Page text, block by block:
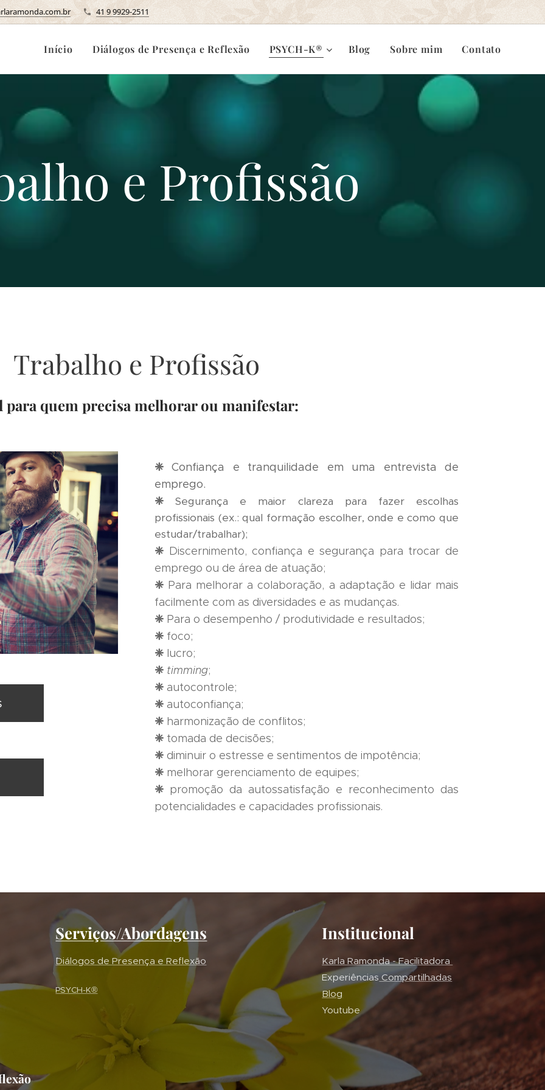
41 9 9929-2511
Início Diálogos de Presença e Reflexão PSYCH-K® Blog Sobre mim Contato
e Profissão
Trabalho e Profissão
para quem precisa melhorar ou manifestar:
❈ Confiança e tranquilidade em uma entrevista de
emprego.
❈ Segurança e maior clareza para fazer escolhas
profissionais (ex.: qual formação escolher, onde e como que
estudar/trabalhar);
❈ Discernimento, confiança e segurança para trocar de
emprego ou de área de atuação;
❈ Para melhorar a colaboração, a adaptação e lidar mais
facilmente com as diversidades e as mudanças.
❈ Para o desempenho / produtividade e resultados;
❈ foco;
❈ lucro;
❈ timming;
❈ autocontrole;
❈ autoconfiança;
❈ harmonização de conflitos;
❈ tomada de decisões;
❈ diminuir o estresse e sentimentos de impotência;
❈ melhorar gerenciamento de equipes;
❈ promoção da autossatisfação e reconhecimento das
potencialidades e capacidades profissionais.
Serviços/Abordagens
´Diálogos de Presença e Reflexão
PSYCH-K®
Institucional
Karla Ramonda - Facilitadora
Experiências Compartilhadas
Blog
Youtube